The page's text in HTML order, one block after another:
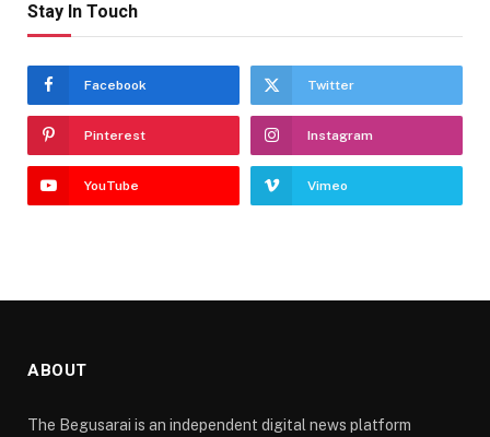
Stay In Touch
Facebook Twitter
Pinterest Instagram
YouTube Vimeo
ABOUT
The Begusarai is an independent digital news platform